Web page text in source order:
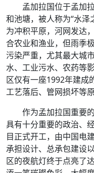
孟加拉国位于孟加
和池塘，被人称为“水泽
为冲积平原，河网发达
合农业和渔业，但雨季
污染严重，尤其最大城
水、工业污水、农药等
区仅有一座1992年建成
工艺落后、管网损坏等
作为孟加拉国重要
具有十分重要的政治、
目正式开工，由中国电
承担设计、总承包建设
区的夜航灯终于点亮了